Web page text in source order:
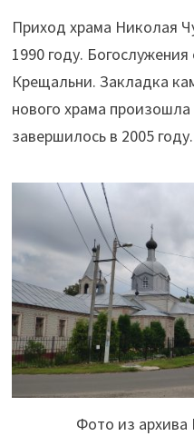
Приход храма Николая
1990 году.
Крещальни. Закладка
нового храма произошла
завершилось в 2005 году.
Фото из